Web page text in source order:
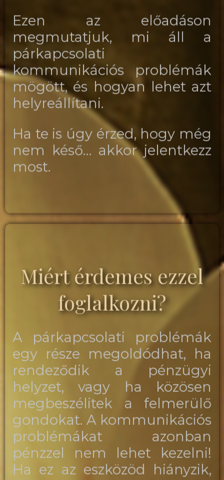
Ezen az előadáson
megmutatjuk, mi áll a
párkapcsolati
kommunikációs problémák
mögött, és hogyan lehet azt
helyreállítani.
Ha te is úgy érzed, hogy még
nem késő… akkor jelentkezz
most.
Miért érdemes ezzel
foglalkozni?
A párkapcsolati problémák
egy része megoldódhat, ha
rendeződik a pénzügyi
helyzet, vagy ha közösen
megbeszélitek a felmerülő
gondokat. A kommunikációs
problémákat azonban
pénzzel nem lehet kezelni!
Ha ez az eszközöd hiányzik,